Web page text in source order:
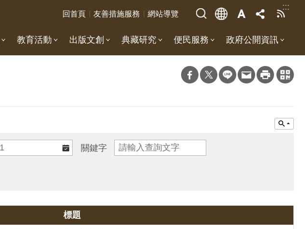
:::
回首頁 友善措施服務 網站導覽
教育活動 出版文創 典藏研究 便民服務 政府公開資訊
關鍵字
標題